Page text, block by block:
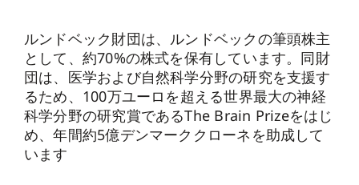
ルンドベック財団は、ルンドベックの筆頭株主
として、約70%の株式を保有しています。同財
団は、医学および自然科学分野の研究を支援す
るため、100万ユーロを超える世界最大の神経
科学分野の研究賞であるThe Brain Prizeをはじ
め、年間約5億デンマーククローネを助成して
います